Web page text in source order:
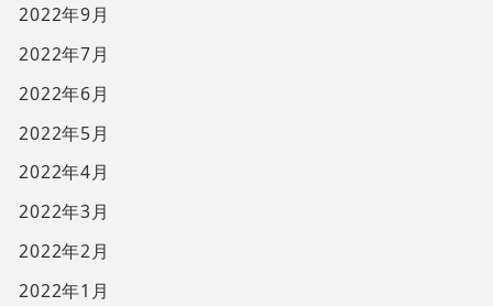
2022年9月
2022年7月
2022年6月
2022年5月
2022年4月
2022年3月
2022年2月
2022年1月